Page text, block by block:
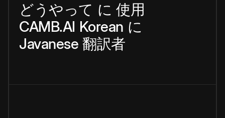
どうやって に 使用
CAMB.AI Korean に
Javanese 翻訳者